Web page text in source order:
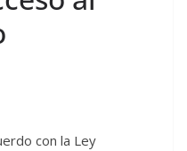
con la Ley